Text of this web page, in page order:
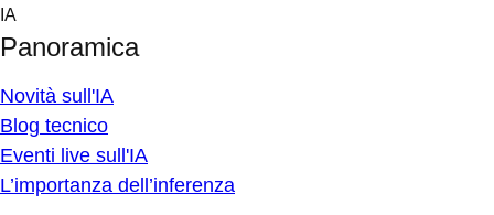
Skip
content
IA
Panoramica
Novità sull'IA
Blog tecnico
Eventi live sull'IA
L’importanza dell’inferenza